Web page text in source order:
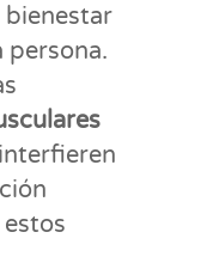
persona​.